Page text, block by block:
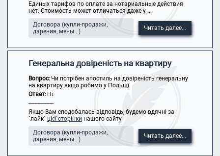
Единых тарифов по оплате за нотариальные действия
нет. Стоимость может отличаться даже у ...
Договора (купли-продажи,
дарения, мены...)
Читать далее...
Генеральна довіреність на квартиру
Вопрос:Чи потрібен апостиль на довіреність генеральну
на квартиру якщо робимо у Польщі
Ответ: Ні.
-----------------
Якщо Вам сподобалась відповідь, будемо вдячні за
"лайк" цієї сторінки нашого сайту
Договора (купли-продажи,
дарения, мены...)
Читать далее...